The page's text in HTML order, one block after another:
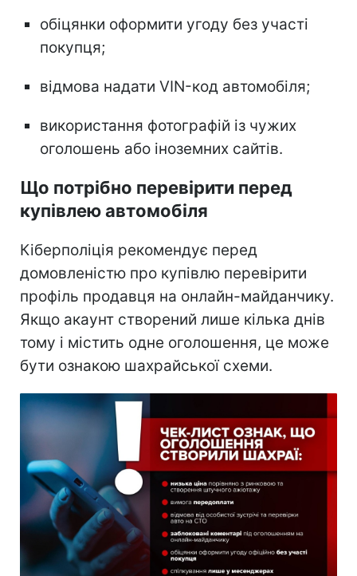
обіцянки оформити угоду без участі
покупця;
відмова надати VIN-код автомобіля;
використання фотографій із чужих
оголошень або іноземних сайтів.
Що потрібно перевірити перед
купівлею автомобіля
Кіберполіція рекомендує перед
домовленістю про купівлю перевірити
профіль продавця на онлайн-майданчику.
Якщо акаунт створений лише кілька днів
тому і містить одне оголошення, це може
бути ознакою шахрайської схеми.